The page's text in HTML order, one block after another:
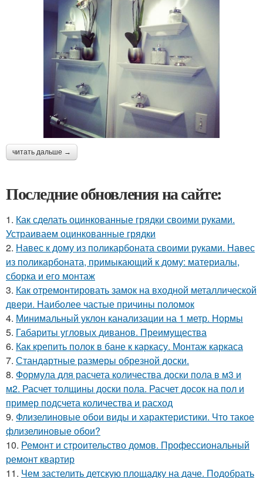
читать дальше →
Последние обновления на сайте:
1. Как сделать оцинкованные грядки своими руками.
Устраиваем оцинкованные грядки
2. Навес к дому из поликарбоната своими руками. Навес
из поликарбоната, примыкающий к дому: материалы,
сборка и его монтаж
3. Как отремонтировать замок на входной металлической
двери. Наиболее частые причины поломок
4. Минимальный уклон канализации на 1 метр. Нормы
5. Габариты угловых диванов. Преимущества
6. Как крепить полок в бане к каркасу. Монтаж каркаса
7. Стандартные размеры обрезной доски.
8. Формула для расчета количества доски пола в м3 и
м2. Расчет толщины доски пола. Расчет досок на пол и
пример подсчета количества и расход
9. Флизелиновые обои виды и характеристики. Что такое
флизелиновые обои?
10. Ремонт и строительство домов. Профессиональный
ремонт квартир
11. Чем застелить детскую площадку на даче. Подобрать